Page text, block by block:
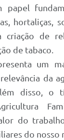
papel
hortaliças,
criação de
de tabaco.
um
da
disso, o
do
do nosso